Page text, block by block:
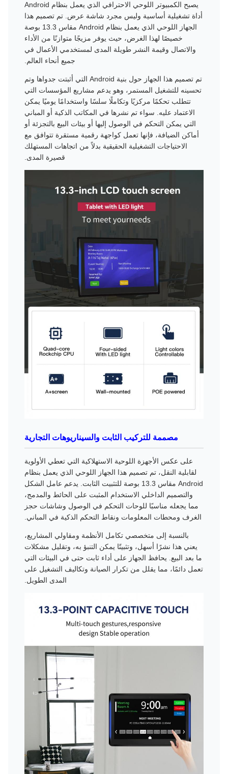
يصبح الكمبيوتر اللوحي الاحترافي الذي يعمل بنظام Android
أداة تشغيلية أساسية وليس مجرد شاشة عرض. تم تصميم هذا
الجهاز اللوحي الذي يعمل بنظام Android مقاس 13.3 بوصة
خصيصًا لهذا الغرض، حيث يوفر مزيجًا متوازنًا من الأداء
والاتصال وقيمة النشر طويلة المدى لمستخدمي الأعمال في
جميع أنحاء العالم.
تم تصميم هذا الجهاز حول بنية Android التي أثبتت جدواها وتم
تحسينه للتشغيل المستمر، وهو يدعم مشاريع المؤسسات التي
تتطلب تحكمًا مركزيًا وتكاملًا سلسًا واستخدامًا يوميًا يمكن
الاعتماد عليه. سواء تم نشرها في المكاتب الذكية أو المباني
التي يمكن التحكم في الوصول إليها أو بيئات البيع بالتجزئة أو
أماكن الضيافة، فإنها تعمل كواجهة رقمية مستقرة تتوافق مع
الاحتياجات التشغيلية الحقيقية بدلاً من اتجاهات المستهلك
قصيرة المدى.
مصممة للتركيب الثابت والسيناريوهات التجارية
على عكس الأجهزة اللوحية الاستهلاكية التي تعطي الأولوية
لقابلية النقل، تم تصميم هذا الجهاز اللوحي الذي يعمل بنظام
Android مقاس 13.3 بوصة للتثبيت الثابت. يدعم عامل الشكل
والتصميم الداخلي الاستخدام المثبت على الحائط والمدمج،
مما يجعله مناسبًا للوحات التحكم في الوصول وشاشات حجز
الغرف ومحطات المعلومات ونقاط التحكم الذكية في المباني.
بالنسبة إلى متخصصي تكامل الأنظمة ومقاولي المشاريع،
يعني هذا نشرًا أسهل، وتثبيتًا يمكن التنبؤ به، وتقليل مشكلات
ما بعد البيع. يحافظ الجهاز على أداء ثابت حتى في البيئات التي
تعمل دائمًا، مما يقلل من تكرار الصيانة وتكاليف التشغيل على
المدى الطويل.